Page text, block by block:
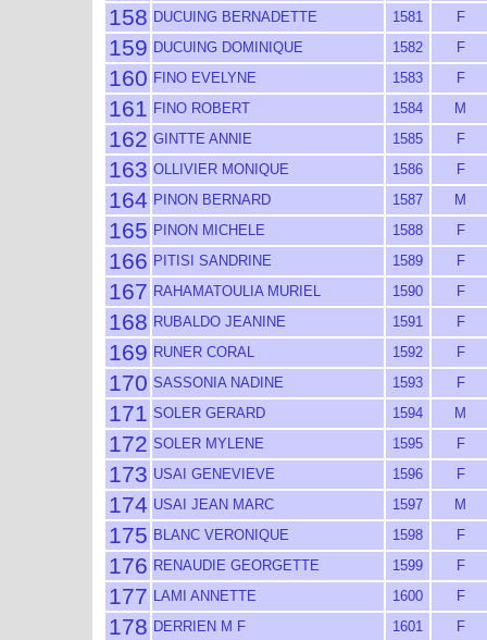
158 DUCUING BERNADETTE 1581 F
159 DUCUING DOMINIQUE 1582 F
160 FINO EVELYNE 1583 F
161 FINO ROBERT 1584 M
162 GINTTE ANNIE 1585 F
163 OLLIVIER MONIQUE 1586 F
164 PINON BERNARD 1587 M
165 PINON MICHELE 1588 F
166 PITISI SANDRINE 1589 F
167 RAHAMATOULIA MURIEL 1590 F
168 RUBALDO JEANINE 1591 F
169 RUNER CORAL 1592 F
170 SASSONIA NADINE 1593 F
171 SOLER GERARD 1594 M
172 SOLER MYLENE 1595 F
173 USAI GENEVIEVE 1596 F
174 USAI JEAN MARC 1597 M
175 BLANC VERONIQUE 1598 F
176 RENAUDIE GEORGETTE 1599 F
177 LAMI ANNETTE 1600 F
178 DERRIEN M F 1601 F